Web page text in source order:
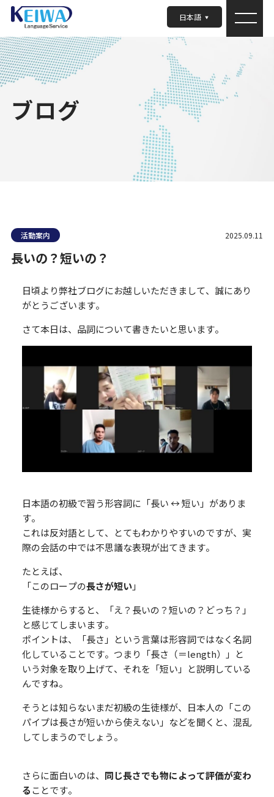
日本語
ブログ
活動案内 2025.09.11
長いの？短いの？
日頃より弊社ブログにお越しいただきまして、誠にあり
がとうございます。
さて本日は、品詞について書きたいと思います。
日本語の初級で習う形容詞に「長い ↔ 短い」がありま
す。
これは反対語として、とてもわかりやすいのですが、実
際の会話の中では不思議な表現が出てきます。
たとえば、
「このロープの長さが短い」
生徒様からすると、「え？長いの？短いの？どっち？」
と感じてしまいます。
ポイントは、「長さ」という言葉は形容詞ではなく名詞
化していることです。つまり「長さ（＝length）」と
いう対象を取り上げて、それを「短い」と説明している
んですね。
そうとは知らないまだ初級の生徒様が、日本人の「この
パイプは長さが短いから使えない」などを聞くと、混乱
してしまうのでしょう。
さらに面白いのは、 同じ長さでも物によって評価が変わ
ることです。